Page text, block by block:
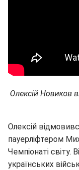
Олексій Новиков
Олексій
пауерліфтером
Чемпіонаті світу.
українських